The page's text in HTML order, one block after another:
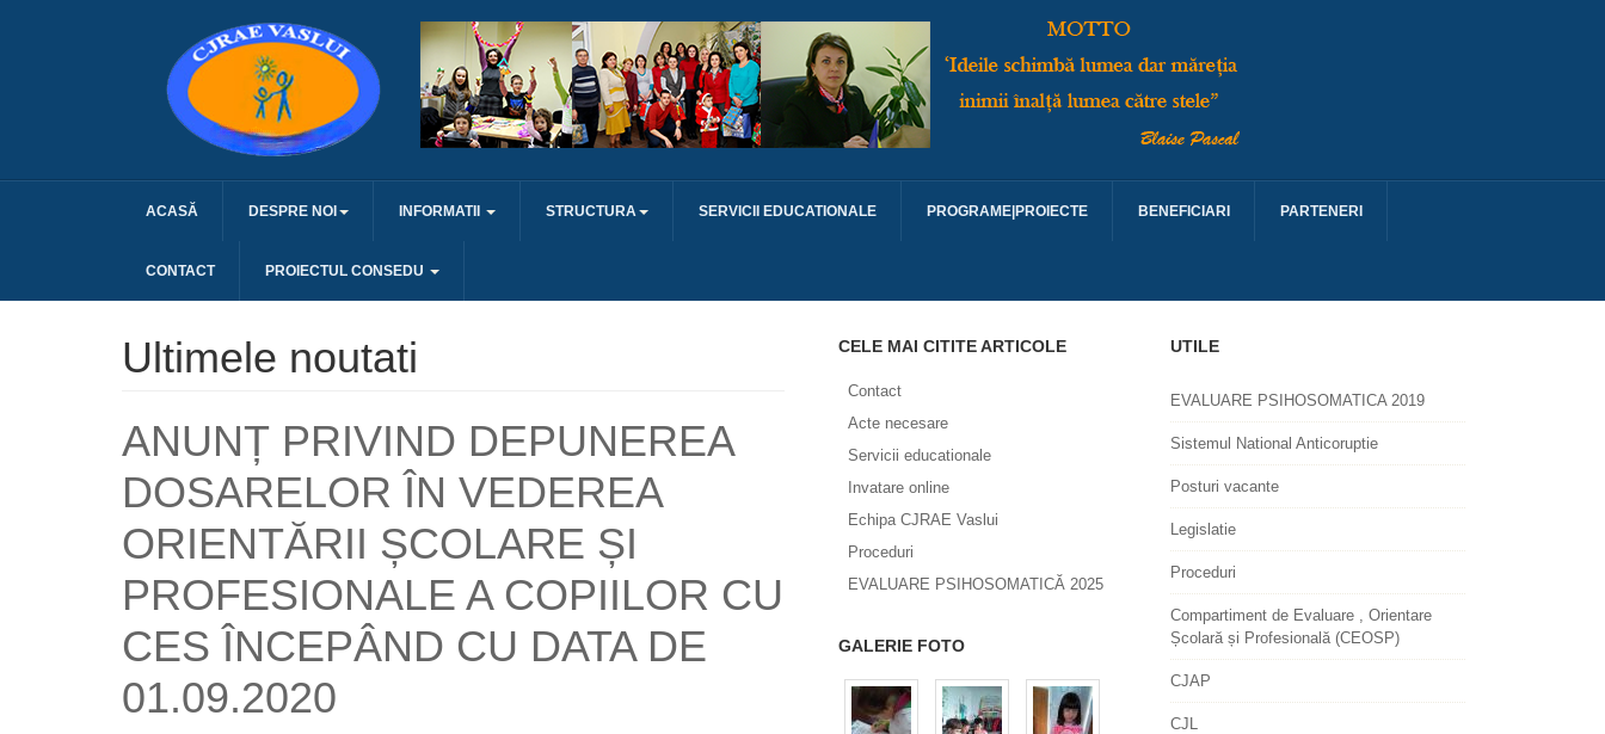
ACASĂ DESPRE NOI INFORMATII STRUCTURA SERVICII EDUCATIONALE PROGRAME|PROIECTE BENEFICIARI PARTENERI
CONTACT PROIECTUL CONSEDU
Ultimele noutati
ANUNȚ PRIVIND DEPUNEREA
DOSARELOR ÎN VEDEREA
ORIENTĂRII ȘCOLARE ȘI
PROFESIONALE A COPIILOR CU
CES ÎNCEPÂND CU DATA DE
01.09.2020
CELE MAI CITITE ARTICOLE
Contact
Acte necesare
Servicii educationale
Invatare online
Echipa CJRAE Vaslui
Proceduri
EVALUARE PSIHOSOMATICĂ 2025
GALERIE FOTO
UTILE
EVALUARE PSIHOSOMATICA 2019
Sistemul National Anticoruptie
Posturi vacante
Legislatie
Proceduri
Compartiment de Evaluare , Orientare
Școlară și Profesională (CEOSP)
CJAP
CJL